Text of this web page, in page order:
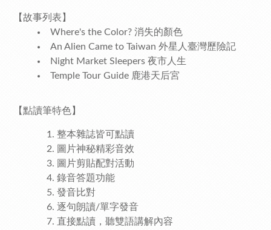
【故事列表】
Where's the Color? 消失的顏色
An Alien Came to Taiwan 外星人臺灣歷險記
Night Market Sleepers 夜市人生
Temple Tour Guide 鹿港天后宮
【點讀筆特色】
整本雜誌皆可點讀
圖片神秘精彩音效
圖片剪貼配對活動
錄音答題功能
發音比對
逐句朗讀/單字發音
直接點讀，聽雙語講解內容